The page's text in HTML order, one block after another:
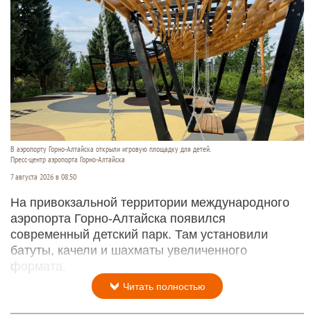
В аэропорту Горно-Алтайска открыли игровую площадку для детей.
Пресс-центр аэропорта Горно-Алтайска
7 августа 2026 в 08:50
На привокзальной территории международного
аэропорта Горно-Алтайска появился
современный детский парк. Там установили
батуты, качели и шахматы увеличенного
формата.
Читать полностью